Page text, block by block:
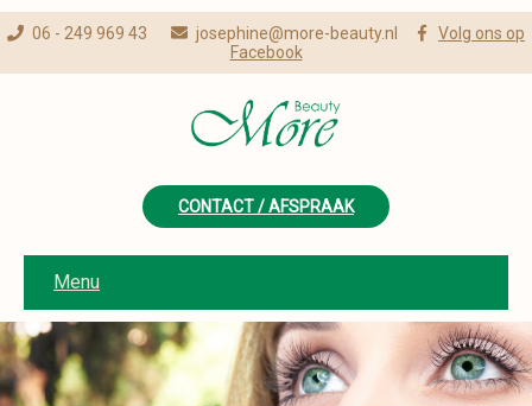
06 - 249 969 43 josephine@more-beauty.nl
Volg ons op
Facebook
CONTACT / AFSPRAAK
Menu